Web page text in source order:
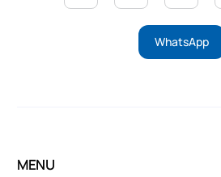
WhatsApp
MENU